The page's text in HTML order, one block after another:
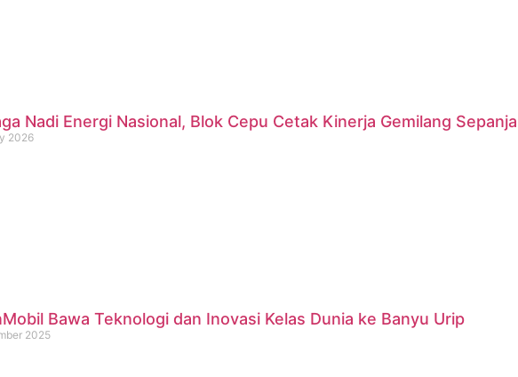
Nadi Energi Nasional, Blok Cepu Cetak Kinerja Gemilang
2026
Bawa Teknologi dan Inovasi Kelas Dunia ke Banyu Urip
2025